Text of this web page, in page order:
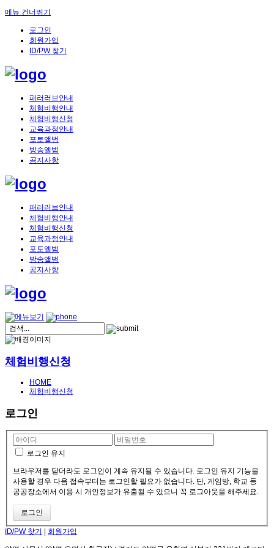
메뉴 건너뛰기
로그인
회원가입
ID/PW 찾기
패러러브안내
체험비행안내
체험비행신청
교육과정안내
포토앨범
방송앨범
공지사항
패러러브안내
체험비행안내
체험비행신청
교육과정안내
포토앨범
방송앨범
공지사항
체험비행신청
HOME
체험비행신청
로그인
로그인 유지
브라우저를 닫더라도 로그인이 계속 유지될 수 있습니다. 로그인 유지 기능을
사용할 경우 다음 접속부터는 로그인할 필요가 없습니다. 단, 게임방, 학교 등
공공장소에서 이용 시 개인정보가 유출될 수 있으니 꼭 로그아웃을 해주세요.
ID/PW 찾기 회원가입